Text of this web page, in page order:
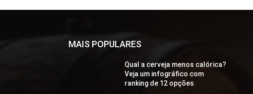
MAIS POPULARES
Qual a cerveja menos calórica?
Veja um infográfico com
ranking de 12 opções